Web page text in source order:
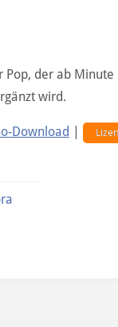
Pop, der ab
wird.
Download